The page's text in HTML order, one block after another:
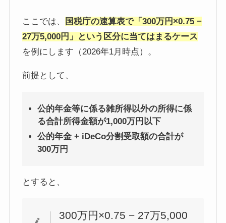
ここでは、
国税庁の速算表で「300万円×0.75 −
27万5,000円」という区分に当てはまるケース
を例にします（2026年1月時点）。
前提として、
公的年金等に係る雑所得以外の所得に係
る合計所得金額が1,000万円以下
公的年金 + iDeCo分割受取額の合計が
300万円
とすると、
300万円×0.75 − 27万5,000